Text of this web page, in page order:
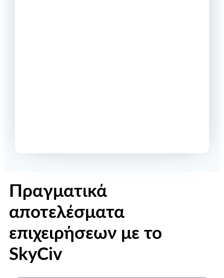
Πραγματικά
αποτελέσματα
επιχειρήσεων με το
SkyCiv